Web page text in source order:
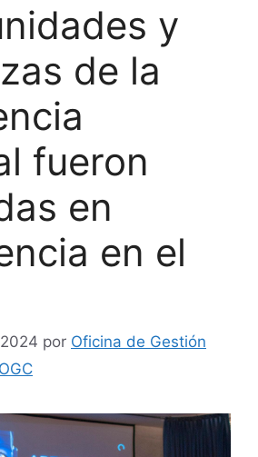
y
de la
fueron
en
en el
por Oficina de Gestión